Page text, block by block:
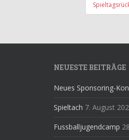
NEUESTE BEITRÄGE
Neues Sponsoring-
Spieltach 7. August
Fussballjugendcamp